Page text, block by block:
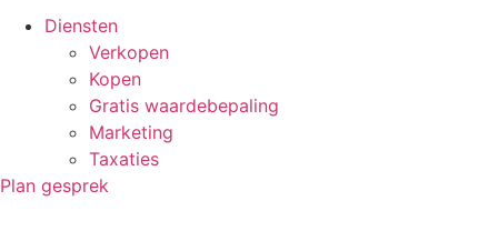
Diensten
Verkopen
Kopen
Gratis waardebepaling
Marketing
Taxaties
Plan gesprek